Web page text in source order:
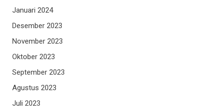
Januari 2024
Desember 2023
November 2023
Oktober 2023
September 2023
Agustus 2023
Juli 2023